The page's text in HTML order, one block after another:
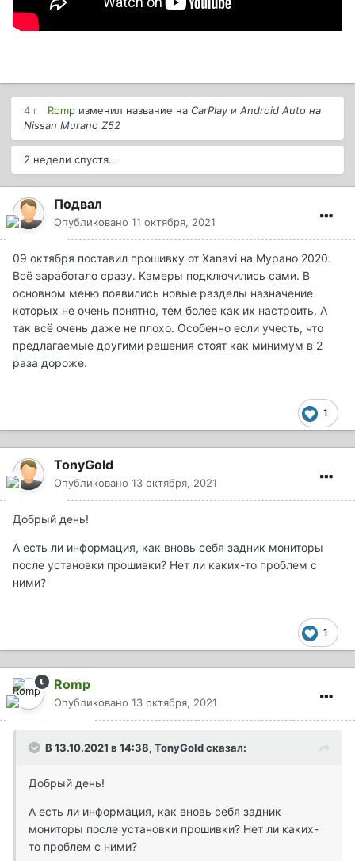
4 г Romp изменил название на CarPlay и Android Auto на
Nissan Murano Z52
2 недели спустя...
Подвал
Опубликовано 11 октября, 2021
09 октября поставил прошивку от Xanavi на Мурано 2020.
Всё заработало сразу. Камеры подключились сами. В
основном меню появились новые разделы назначение
которых не очень понятно, тем более как их настроить. А
так всё очень даже не плохо. Особенно если учесть, что
предлагаемые другими решения стоят как минимум в 2
раза дороже.
1
TonyGold
Опубликовано 13 октября, 2021
Добрый день!
А есть ли информация, как вновь себя задник мониторы
после установки прошивки? Нет ли каких-то проблем с
ними?
1
Romp
Опубликовано 13 октября, 2021
В 13.10.2021 в 14:38, TonyGoldсказал:
Добрый день!
А есть ли информация, как вновь себя задник
мониторы после установки прошивки? Нет ли каких-
то проблем с ними?